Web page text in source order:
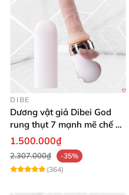
DIBE
Dương vật giả Dibei God
rung thụt 7 mạnh mẽ chế độ
tỏa nhiệt
1.500.000₫
2.307.000₫
-35%
(364)